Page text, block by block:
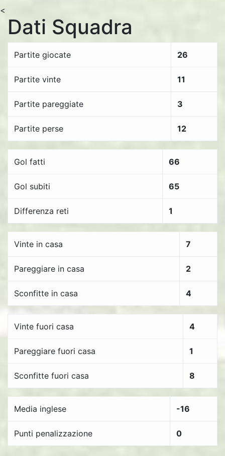
<
Dati Squadra
Partite giocate 26
Partite vinte 11
Partite pareggiate 3
Partite perse 12
Gol fatti 66
Gol subiti 65
Differenza reti 1
Vinte in casa 7
Pareggiare in casa 2
Sconfitte in casa 4
Vinte fuori casa 4
Pareggiare fuori casa 1
Sconfitte fuori casa 8
Media inglese -16
Punti penalizzazione 0